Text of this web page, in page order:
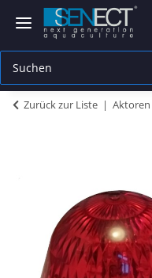
Zurück zur Liste Aktoren